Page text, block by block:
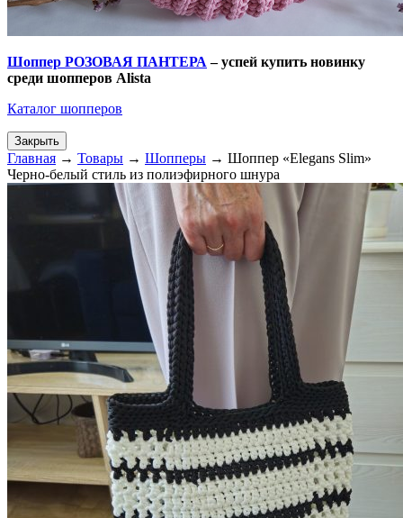
Шоппер РОЗОВАЯ ПАНТЕРА – успей купить новинку
среди шопперов Alista
Каталог шопперов
Закрыть
Главная → Товары → Шопперы → Шоппер «Elegans Slim»
Черно-белый стиль из полиэфирного шнура